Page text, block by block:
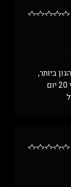
ביותר,
לטובת הלקוח. המשלוח הגיע כבר אחרי 20 יום